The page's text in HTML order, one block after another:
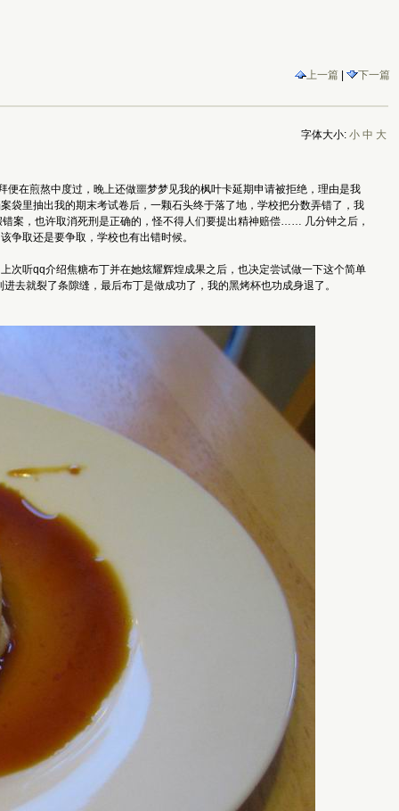
上一篇 下一篇
字体大小: 小 中 大
在煎熬中度过，晚上还做噩梦梦见我的枫叶卡延期申请被拒绝，理由是我
袋里抽出我的期末考试卷后，一颗石头终于落了地，学校把分数弄错了，我
案，也许取消死刑是正确的，怪不得人们要提出精神赔偿…… 几分钟之后，
争取还是要争取，学校也有出错时候。
次听qq介绍焦糖布丁并在她炫耀辉煌成果之后，也决定尝试做一下这个简单
去就裂了条隙缝，最后布丁是做成功了，我的黑烤杯也功成身退了。